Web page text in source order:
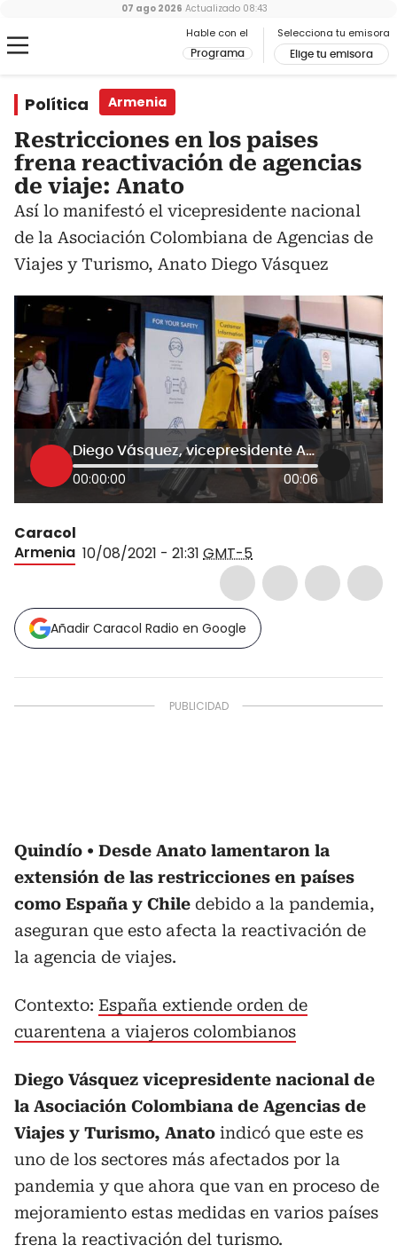
Hable con el
Programa
Selecciona tu emisora
Elige tu emisora
07 ago 2026 Actualizado 08:43
Política Armenia
Restricciones en los paises
frena reactivación de agencias
de viaje: Anato
Así lo manifestó el vicepresidente nacional
de la Asociación Colombiana de Agencias de
Viajes y Turismo, Anato Diego Vásquez
Diego Vásquez, vicepresidente Anato
00:00:00 00:06
Caracol
Armenia 10/08/2021 - 21:31 GMT-5
Añadir Caracol Radio en Google
Quindío
Desde Anato lamentaron la
extensión de las restricciones en países
como España y Chile debido a la pandemia,
aseguran que esto afecta la reactivación de
la agencia de viajes.
Contexto: España extiende orden de
cuarentena a viajeros colombianos
Diego Vásquez vicepresidente nacional de
la Asociación Colombiana de Agencias de
Viajes y Turismo, Anato indicó que este es
uno de los sectores más afectados por la
pandemia y que ahora que van en proceso de
mejoramiento estas medidas en varios países
frena la reactivación del turismo.